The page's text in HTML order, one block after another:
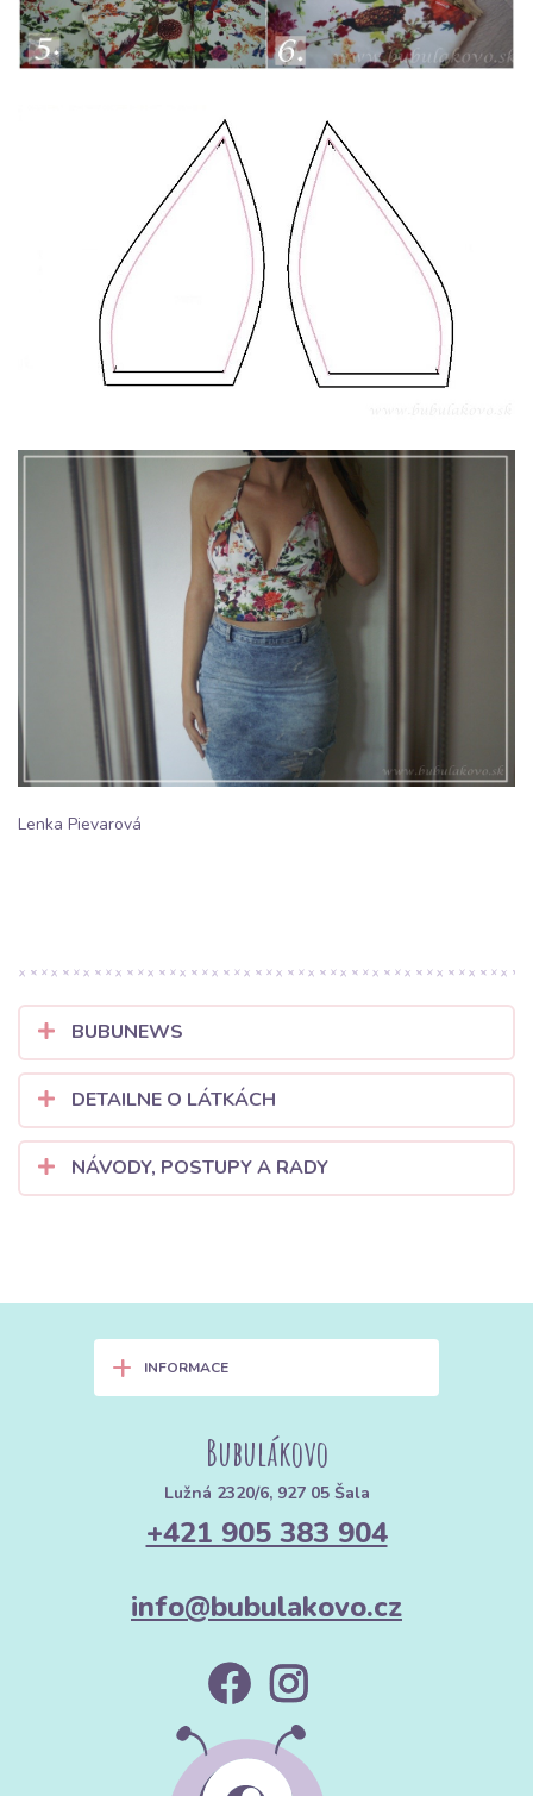
Lenka Pievarová
BUBUNEWS
DETAILNE O LÁTKÁCH
NÁVODY, POSTUPY A RADY
+ INFORMACE
Bubulákovo
Lužná 2320/6, 927 05 Šala
+421 905 383 904
info@bubulakovo.cz